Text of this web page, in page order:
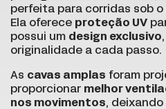
perfeita para corridas sob
Ela oferece proteção UV
possui um design exclusivo
originalidade a cada passo.
As cavas amplas foram
proporcionar melhor
nos movimentos,